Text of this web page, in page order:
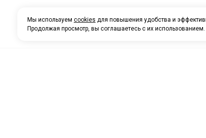
Мы используем cookies для повышения удобства и
Продолжая просмотр, вы соглашаетесь с их использованием.